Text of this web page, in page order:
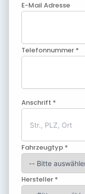
E-Mail Adresse
Telefonnummer *
Anschrift *
Fahrzeugtyp *
Hersteller *